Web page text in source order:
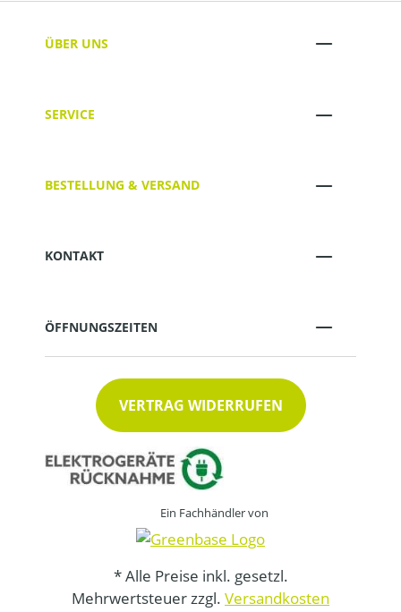
ÜBER UNS
SERVICE
BESTELLUNG & VERSAND
KONTAKT
ÖFFNUNGSZEITEN
VERTRAG WIDERRUFEN
Ein Fachhändler von
* Alle Preise inkl. gesetzl.
Mehrwertsteuer zzgl. Versandkosten